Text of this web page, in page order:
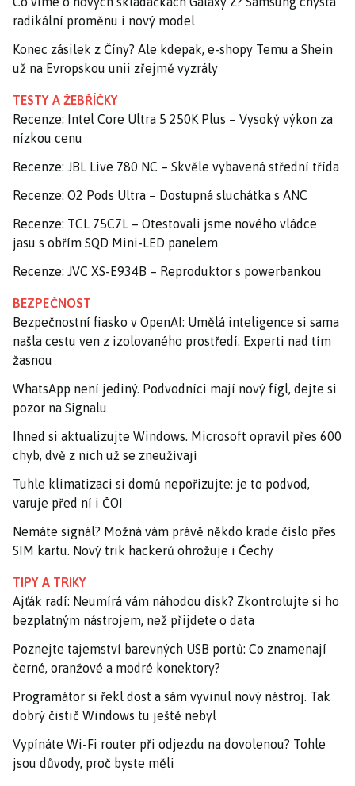
radikální proměnu i nový model
Konec zásilek z Číny? Ale kdepak, e-shopy Temu a Shein
už na Evropskou unii zřejmě vyzrály
TESTY A ŽEBŘÍČKY
Recenze: Intel Core Ultra 5 250K Plus – Vysoký výkon za
nízkou cenu
Recenze: JBL Live 780 NC – Skvěle vybavená střední třída
Recenze: O2 Pods Ultra – Dostupná sluchátka s ANC
Recenze: TCL 75C7L – Otestovali jsme nového vládce
jasu s obřím SQD Mini-LED panelem
Recenze: JVC XS-E934B – Reproduktor s powerbankou
BEZPEČNOST
Bezpečnostní fiasko v OpenAI: Umělá inteligence si sama
našla cestu ven z izolovaného prostředí. Experti nad tím
žasnou
WhatsApp není jediný. Podvodníci mají nový fígl, dejte si
pozor na Signalu
Ihned si aktualizujte Windows. Microsoft opravil přes 600
chyb, dvě z nich už se zneužívají
Tuhle klimatizaci si domů nepořizujte: je to podvod,
varuje před ní i ČOI
Nemáte signál? Možná vám právě někdo krade číslo přes
SIM kartu. Nový trik hackerů ohrožuje i Čechy
TIPY A TRIKY
Ajťák radí: Neumírá vám náhodou disk? Zkontrolujte si ho
bezplatným nástrojem, než přijdete o data
Poznejte tajemství barevných USB portů: Co znamenají
černé, oranžové a modré konektory?
Programátor si řekl dost a sám vyvinul nový nástroj. Tak
dobrý čistič Windows tu ještě nebyl
Vypínáte Wi-Fi router při odjezdu na dovolenou? Tohle
jsou důvody, proč byste měli